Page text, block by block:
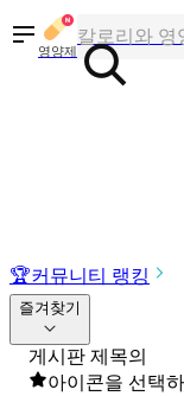
영양제
칼로리와 영
혈당 · 다이
🏆커뮤니티 랭킹
즐겨찾기
게시판 제목의
아이콘을 선택